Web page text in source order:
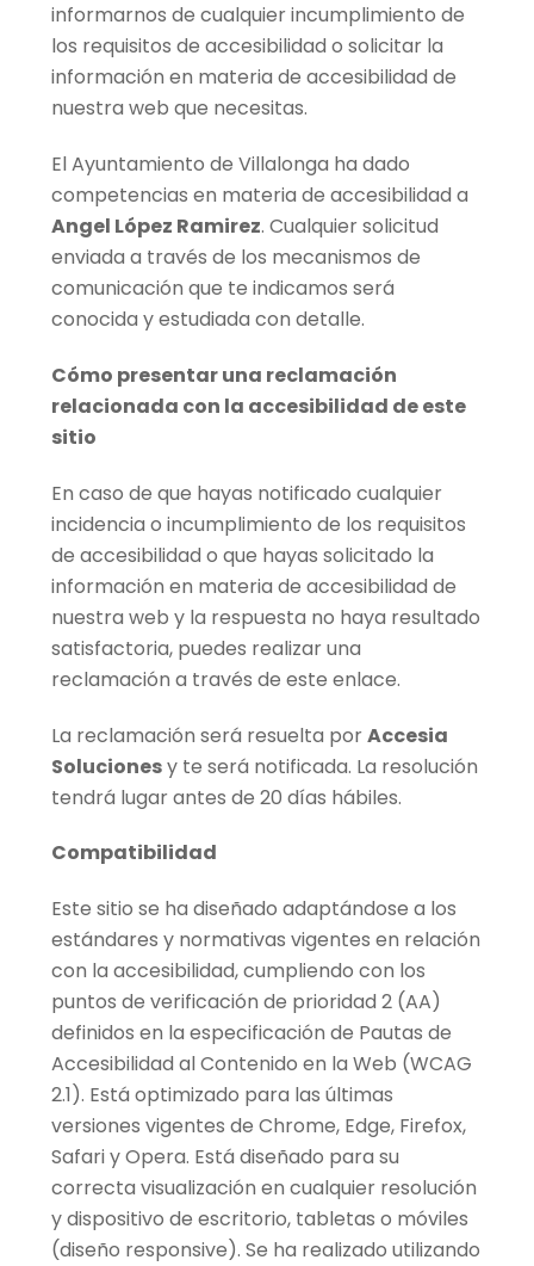
informarnos de cualquier incumplimiento de
los requisitos de accesibilidad o solicitar la
información en materia de accesibilidad de
nuestra web que necesitas.
El Ayuntamiento de Villalonga ha dado
competencias en materia de accesibilidad a
Angel López Ramirez. Cualquier solicitud
enviada a través de los mecanismos de
comunicación que te indicamos será
conocida y estudiada con detalle.
Cómo presentar una reclamación
relacionada con la accesibilidad de este
sitio
En caso de que hayas notificado cualquier
incidencia o incumplimiento de los requisitos
de accesibilidad o que hayas solicitado la
información en materia de accesibilidad de
nuestra web y la respuesta no haya resultado
satisfactoria, puedes realizar una
reclamación a través de este enlace.
La reclamación será resuelta porAccesia
Solucionesy te será notificada. La resolución
tendrá lugar antes de 20 días hábiles.
Compatibilidad
Este sitio se ha diseñado adaptándose a los
estándares y normativas vigentes en relación
con la accesibilidad, cumpliendo con los
puntos de verificación de prioridad 2 (AA)
definidos en la especificación de Pautas de
Accesibilidad al Contenido en la Web (WCAG
2.1). Está optimizado para las últimas
versiones vigentes de Chrome, Edge, Firefox,
Safari y Opera. Está diseñado para su
correcta visualización en cualquier resolución
y dispositivo de escritorio, tabletas o móviles
(diseño responsive). Se ha realizado utilizando